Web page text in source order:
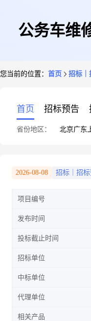
公务车维
您当前的位置： 首页 招标｜
首页 招标预告
省份地区： 北京广东
2026-08-08 招标｜招
项目编号
发布时间
投标截止时间
招标单位
中标单位
代理单位
相关产品